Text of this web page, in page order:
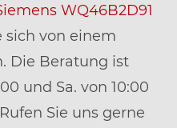
WQ46B2D91
sich von einem
Die Beratung ist
und Sa. von 10:00
Sie uns gerne